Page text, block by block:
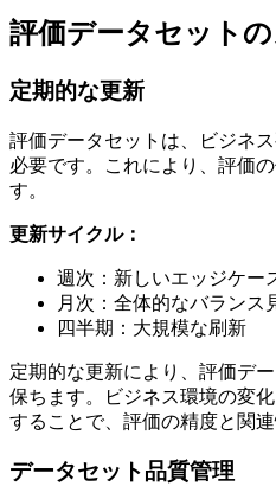
評価データセット
定期的な更新
評価データセットは、ビジネ
必要です。これにより、評価
す。
更新サイクル：
週次：新しいエッジケー
月次：全体的なバランス
四半期：大規模な刷新
定期的な更新により、評価デ
保ちます。ビジネス環境の変
することで、評価の精度と関
データセット品質管理